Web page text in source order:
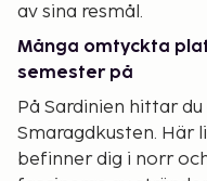
av sina resmål.
Många omtyckta
semester på
På Sardinien hittar
Smaragdkusten. Här
befinner dig i norr och i en skärgård där